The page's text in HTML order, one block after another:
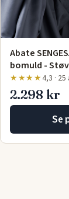
Abate
bomuld -
★★★★4,3 ·
2.298 kr
Se